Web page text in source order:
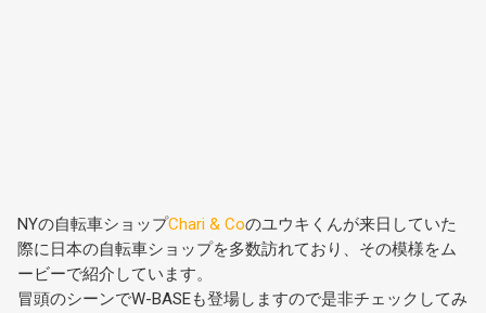
NYの自転車ショップChari & Coのユウキくんが来日していた
際に日本の自転車ショップを多数訪れており、その模様をム
ービーで紹介しています。
冒頭のシーンでW-BASEも登場しますので是非チェックしてみ